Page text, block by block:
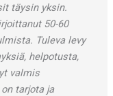
täysin yksin.
50-60
Tuleva levy
helpotusta,
valmis
tarjota ja